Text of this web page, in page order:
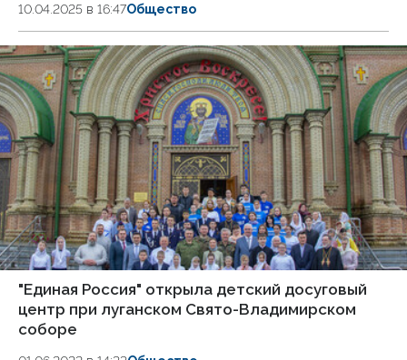
10.04.2025 в 16:47Общество
"Единая Россия" открыла детский досуговый
центр при луганском Свято-Владимирском
соборе